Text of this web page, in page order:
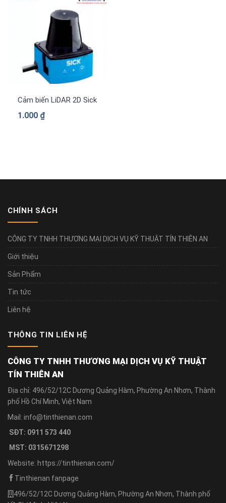
Cảm biến LiDAR 2D Sick TIM320-1031000
1.000 ₫
CHÍNH SÁCH
CÔNG TY TNHH THƯƠNG MẠI DỊCH VỤ KỸ THUẬT TÍN THIÊN AN
Giới thiệu
Sản Phẩm
Tin tức
Liên hệ
THÔNG TIN LIÊN HỆ
CÔNG TY TNHH THƯƠNG MẠI DỊCH VỤ KỸ THUẬT
TÍN THIÊN AN
Địa chỉ: 496/52/12C Dương Quảng Hàm, Phường An Nhơn, Thành
phố Hồ Chí Minh, Việt Nam
Mail: info@tinthienan.com
SĐT: 0911 573 440
MST: 0315671298
Website: https://tinthienan.com/
Tinthienan fanpage
496/52/12C Dương Quảng Hàm, Phường An Nhơn, Thành phố